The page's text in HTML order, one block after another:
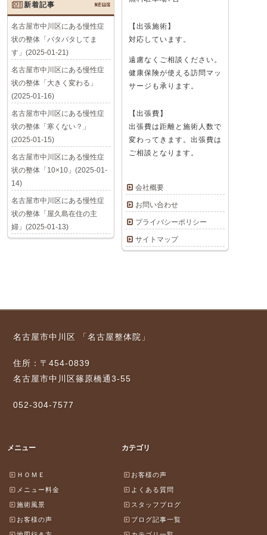
【出張施術】
対応しています。
遠慮なくご相談ください。
健康保険が使える訪問マッ
サージも承ります。
【出張費】
出張費は距離と施術人数で
変わってきます。出張費は
ご相談となります。
会社概要
お問い合わせ
プライバシーポリシー
サイトマップ
新着記事 NEWS
名古屋市中川区にある慢性症
状の整体「バタバタしてま
す」(2025-01-21)
名古屋市中川区にある慢性症
状の整体「大きく変わる」
(2025-01-16)
名古屋市中川区にある慢性症
状の整体「寒くない？」
(2025-01-15)
名古屋市中川区にある慢性症
状の整体「10×10」(2025-01-
14)
名古屋市中川区にある慢性症
状の整体「屋久島在住の主
婦」(2025-01-13)
名古屋市中川区 「名古屋整体院」
住所：〒454-0839
名古屋市中川区篠原橋通3-55
052-304-7577
メニュー
ＨＯＭＥ
メニュー料金
施術風景
お客様の声
カテゴリ
お客様の声
よくある質問
スタッフブログ
ブログ記事一覧